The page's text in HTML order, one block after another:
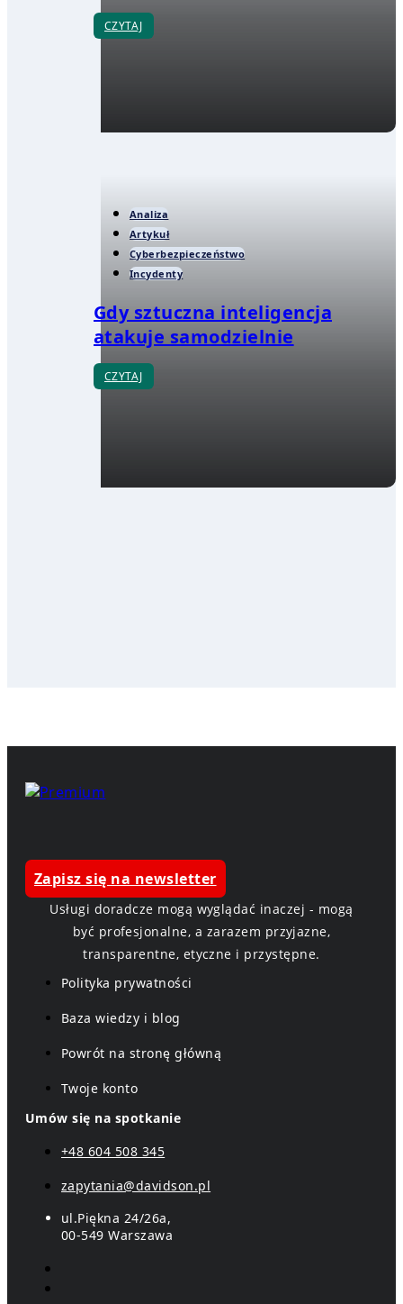
CZYTAJ
Analiza
Artykuł
Cyberbezpieczeństwo
Incydenty
Gdy sztuczna inteligencja
atakuje samodzielnie
CZYTAJ
Zapisz się na newsletter
Usługi doradcze mogą wyglądać inaczej - mogą
być profesjonalne, a zarazem przyjazne,
transparentne, etyczne i przystępne.
Polityka prywatności
Baza wiedzy i blog
Powrót na stronę główną
Twoje konto
Umów się na spotkanie
+48 604 508 345
zapytania@davidson.pl
ul.Piękna 24/26a,
00-549 Warszawa